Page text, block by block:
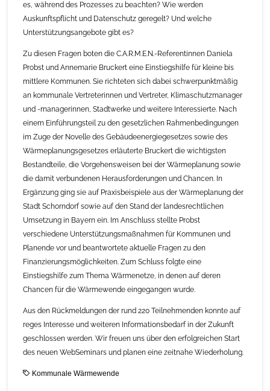
es, während des Prozesses zu beachten? Wie werden
Auskunftspflicht und Datenschutz geregelt? Und welche
Unterstützungsangebote gibt es?
Zu diesen Fragen boten die C.A.R.M.E.N.-Referentinnen Daniela
Probst und Annemarie Bruckert eine Einstiegshilfe für kleine bis
mittlere Kommunen. Sie richteten sich dabei schwerpunktmäßig
an kommunale Vertreterinnen und Vertreter, Klimaschutzmanager
und -managerinnen, Stadtwerke und weitere Interessierte. Nach
einem Einführungsteil zu den gesetzlichen Rahmenbedingungen
im Zuge der Novelle des Gebäudeenergiegesetzes sowie des
Wärmeplanungsgesetzes erläuterte Bruckert die wichtigsten
Bestandteile, die Vorgehensweisen bei der Wärmeplanung sowie
die damit verbundenen Herausforderungen und Chancen. In
Ergänzung ging sie auf Praxisbeispiele aus der Wärmeplanung der
Stadt Schorndorf sowie auf den Stand der landesrechtlichen
Umsetzung in Bayern ein. Im Anschluss stellte Probst
verschiedene Unterstützungsmaßnahmen für Kommunen und
Planende vor und beantwortete aktuelle Fragen zu den
Finanzierungsmöglichkeiten. Zum Schluss folgte eine
Einstiegshilfe zum Thema Wärmenetze, in denen auf deren
Chancen für die Wärmewende eingegangen wurde.
Aus den Rückmeldungen der rund 220 Teilnehmenden konnte auf
reges Interesse und weiteren Informationsbedarf in der Zukunft
geschlossen werden. Wir freuen uns über den erfolgreichen Start
des neuen WebSeminars und planen eine zeitnahe Wiederholung.
Kommunale Wärmewende